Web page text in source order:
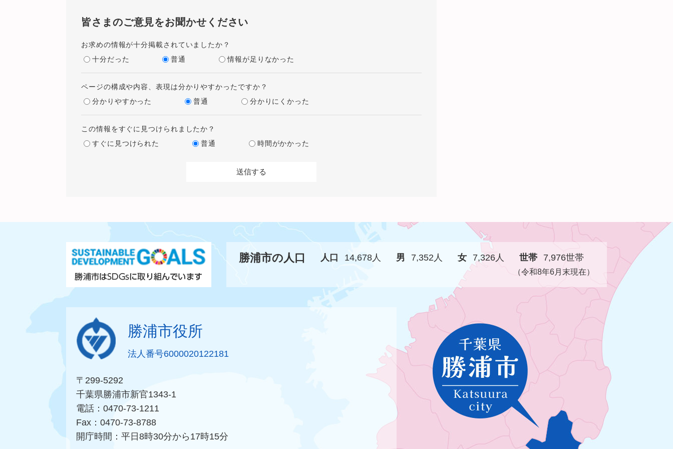
皆さまのご意見をお聞かせください
お求めの情報が十分掲載されていましたか？
十分だった
普通 情報が足りなかった
ページの構成や内容、表現は分かりやすかったですか？
分かりやすかった
普通 分かりにくかった
この情報をすぐに見つけられましたか？
すぐに見つけられた
普通 時間がかかった
勝浦市の人口 人口 14,678人 男 7,352人 女 7,326人 世帯 7,976世帯
（令和8年6月末現在）
勝浦市役所
法人番号6000020122181
〒299-5292
千葉県勝浦市新官1343-1
電話：0470-73-1211
Fax：0470-73-8788
開庁時間：平日8時30分から17時15分